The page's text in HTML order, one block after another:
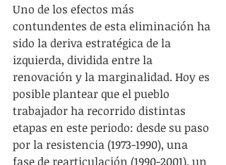
Uno de los efectos más
contundentes de esta eliminación ha
sido la deriva estratégica de la
izquierda, dividida entre la
renovación y la marginalidad. Hoy es
posible plantear que el pueblo
trabajador ha recorrido distintas
etapas en este periodo: desde su paso
por la resistencia (1973-1990), una
fase de rearticulación (1990-2001), un